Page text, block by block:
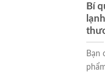
Bí
Bạn